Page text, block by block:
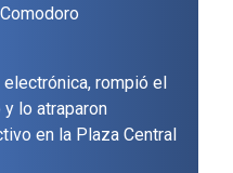
rompió el
lo atraparon
en la Plaza Central